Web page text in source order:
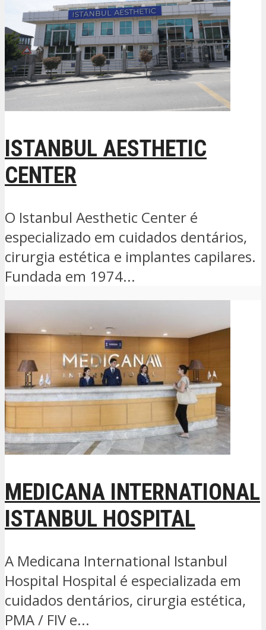
ISTANBUL AESTHETIC
CENTER
O Istanbul Aesthetic Center é
especializado em cuidados dentários,
cirurgia estética e implantes capilares.
Fundada em 1974...
MEDICANA INTERNATIONAL
ISTANBUL HOSPITAL
A Medicana International Istanbul
Hospital Hospital é especializada em
cuidados dentários, cirurgia estética,
PMA / FIV e...